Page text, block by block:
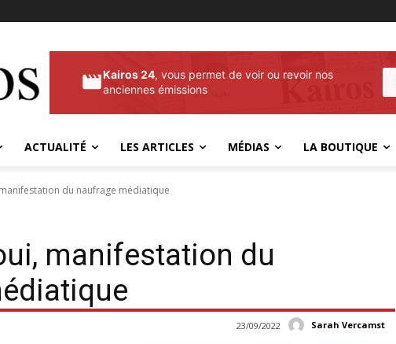
Kairos 24, vous permet de voir ou revoir nos
anciennes émissions
ACTUALITÉ LES ARTICLES MÉDIAS LA BOUTIQUE
du naufrage médiatique
manifestation du
Sarah Vercamst
23/09/2022